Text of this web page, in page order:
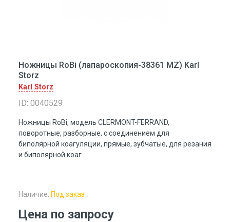
Ножницы RoBi (лапароскопия-38361 MZ) Karl
Storz
Karl Storz
ID: 0040529
Ножницы RoBi, модель CLERMONT-FERRAND,
поворотные, разборные, с соединением для
биполярной коагуляции, прямые, зубчатые, для резания
и биполярной коаг...
Наличие: Под заказ
Цена по запросу